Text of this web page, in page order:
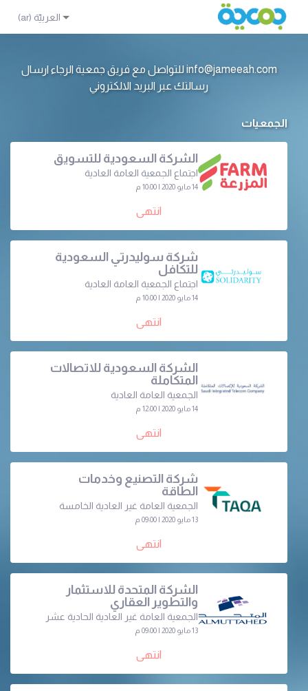
info@jameeah.com للتواصل مع فريق جمعية الرجاء ارسال
رسالتك عبر البريد الالكتروني
الجمعيات
الشركة السعودية للتسويق
اجتماع الجمعية العامة العادية
14 مايو 2020 | 10:00 م
انتهى
شركة سوليدرتي السعودية
للتكافل
اجتماع الجمعية العامة العادية
14 مايو 2020 | 10:00 م
انتهى
الشركة السعودية للاتصالات
المتكاملة
الجمعية العامة العادية
14 مايو 2020 | 12:00 م
انتهى
شركة التصنيع وخدمات
الطاقة
الجمعية العامة غير العادية الخامسة
13 مايو 2020 | 09:00 م
انتهى
الشركة المتحدة للاستثمار
والتطوير العقاري
الجمعية العامة غير العادية الحادية عشر
13 مايو 2020 | 09:00 م
انتهى